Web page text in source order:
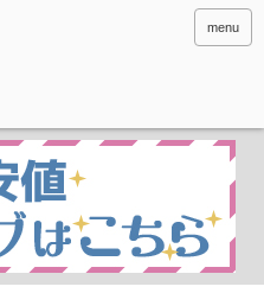
menu